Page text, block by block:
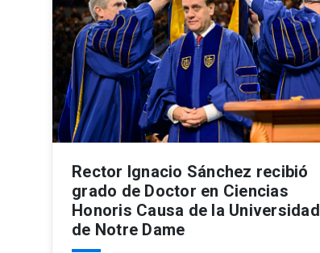
Rector Ignacio Sánchez recibió
grado de Doctor en Ciencias
Honoris Causa de la Universidad
de Notre Dame